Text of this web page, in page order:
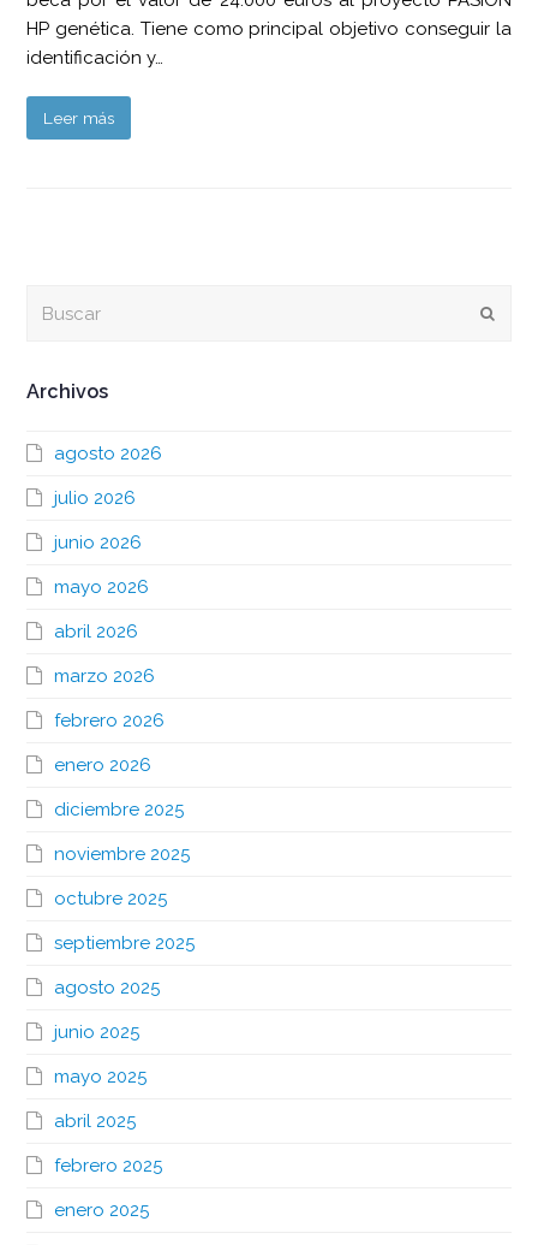
HP genética. Tiene como principal objetivo conseguir la
identificación y…
Leer más
Archivos
agosto 2026
julio 2026
junio 2026
mayo 2026
abril 2026
marzo 2026
febrero 2026
enero 2026
diciembre 2025
noviembre 2025
octubre 2025
septiembre 2025
agosto 2025
junio 2025
mayo 2025
abril 2025
febrero 2025
enero 2025